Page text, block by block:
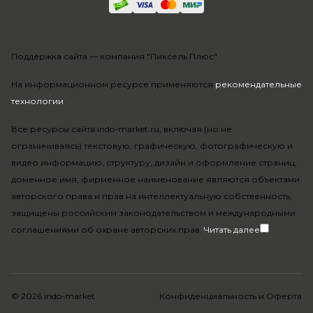
На информационном ресурсе применяются рекомендательные
технологии.
Все ресурсы сайта indo-market.ru, включая (но не
ограничиваясь) текстовую, графическую, фотографическую и
видео информацию, структуру, дизайн и оформление страниц,
доменное имя, фирменное наименование являются объектами
авторского права и прав на интеллектуальную собственность,
защищены российским законодательством и международными
соглашениями об охране авторских прав. Читать далее
Поддержка сайта — компания "Пиксель Плюс"
© 2026 indo-market Конфиденциальность и Оферта